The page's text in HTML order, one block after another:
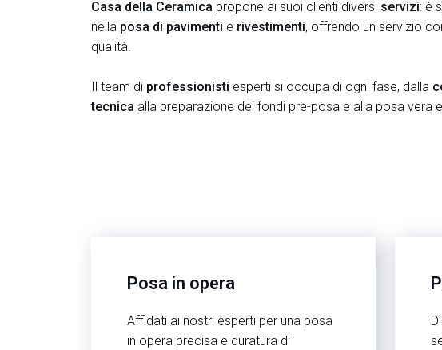
Casa della Ceramica propone ai suoi clienti diversi servizi: è
nella posa di pavimenti e rivestimenti, offrendo un servizio
qualità.
Il team di professionisti esperti si occupa di ogni fase, dalla
tecnica alla preparazione dei fondi pre-posa e alla posa vera
Posa in opera
Affidati ai nostri esperti per una posa
in opera precisa e duratura di